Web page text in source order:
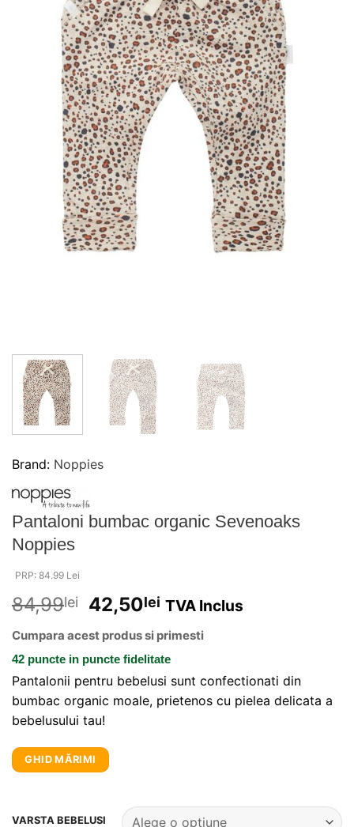
Brand: Noppies
Pantaloni bumbac organic Sevenoaks
Noppies
PRP: 84.99 Lei
84,99lei 42,50lei TVA Inclus
Cumpara acest produs si primesti
42 puncte in puncte fidelitate
Pantalonii pentru bebelusi sunt confectionati din
bumbac organic moale, prietenos cu pielea delicata a
bebelusului tau!
GHID MĂRIMI
VARSTA BEBELUSI